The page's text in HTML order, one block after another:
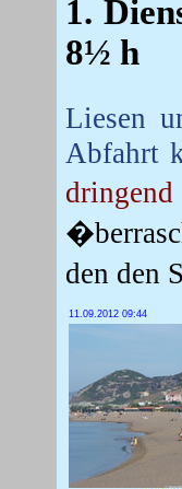
1.
8½ h
Liesen
Abfahrt
den den
11.09.2012 09:44